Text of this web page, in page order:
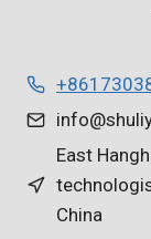
East
China